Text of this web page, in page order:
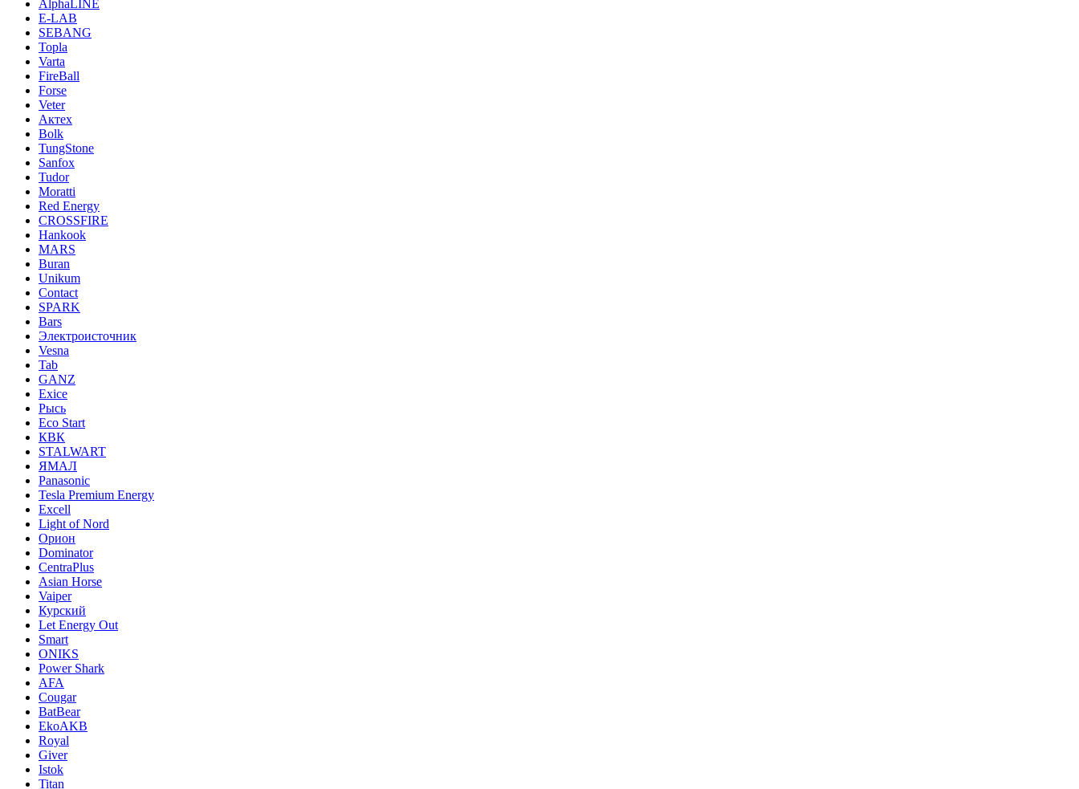
AlphaLINE
E-LAB
SEBANG
Topla
Varta
FireBall
Forse
Veter
Актех
Bolk
TungStone
Sanfox
Tudor
Moratti
Red Energy
CROSSFIRE
Hankook
MARS
Buran
Unikum
Contact
SPARK
Bars
Электроисточник
Vesna
Tab
GANZ
Exice
Рысь
Eco Start
КВК
STALWART
ЯМАЛ
Panasonic
Tesla Premium Energy
Excell
Light of Nord
Орион
Dominator
CentraPlus
Asian Horse
Vaiper
Курский
Let Energy Out
Smart
ONIKS
Power Shark
AFA
Cougar
BatBear
EkoAKB
Royal
Giver
Istok
Titan